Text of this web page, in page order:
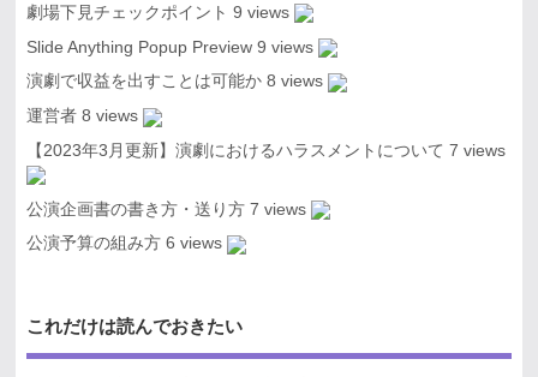
劇場下見チェックポイント 9 views
Slide Anything Popup Preview 9 views
演劇で収益を出すことは可能か 8 views
運営者 8 views
【2023年3月更新】演劇におけるハラスメントについて 7 views
公演企画書の書き方・送り方 7 views
公演予算の組み方 6 views
これだけは読んでおきたい